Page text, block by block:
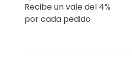
Recibe un vale del 4%
por cada pedido